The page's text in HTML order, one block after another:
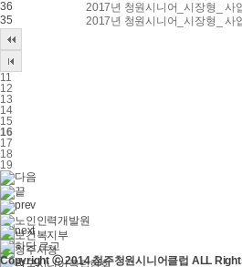
36
2017년 청원시니어_시장형_ 사
35
2017년 청원시니어_시장형_ 사
11
12
13
14
15
16
17
18
19
Copyright ⓒ 2014 청주청원시니어클럽 ALL